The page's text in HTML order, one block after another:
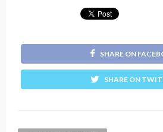
SHARE ON
SHARE ON